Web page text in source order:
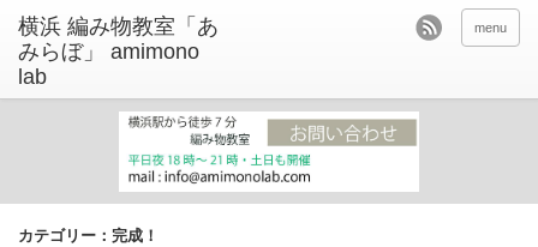
menu
カテゴリー：完成！